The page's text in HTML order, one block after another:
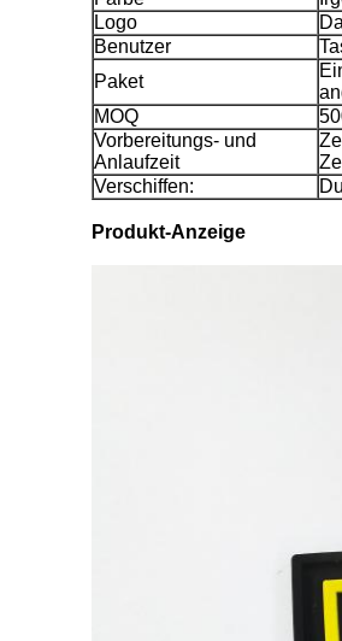
Logo
Benutzer
Paket
MOQ
Vorbereitungs- und
Anlaufzeit
Verschiffen:
Produkt-Anzeige